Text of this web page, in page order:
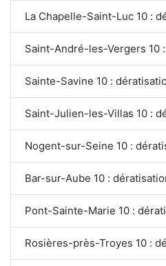
La Chapelle-Saint-Luc 10 :
Saint-André-les-Vergers 10
Sainte-Savine 10 :
Saint-Julien-les-Villas 10 :
Nogent-sur-Seine 10 :
Bar-sur-Aube 10 :
Pont-Sainte-Marie 10 :
Rosières-près-Troyes 10 :